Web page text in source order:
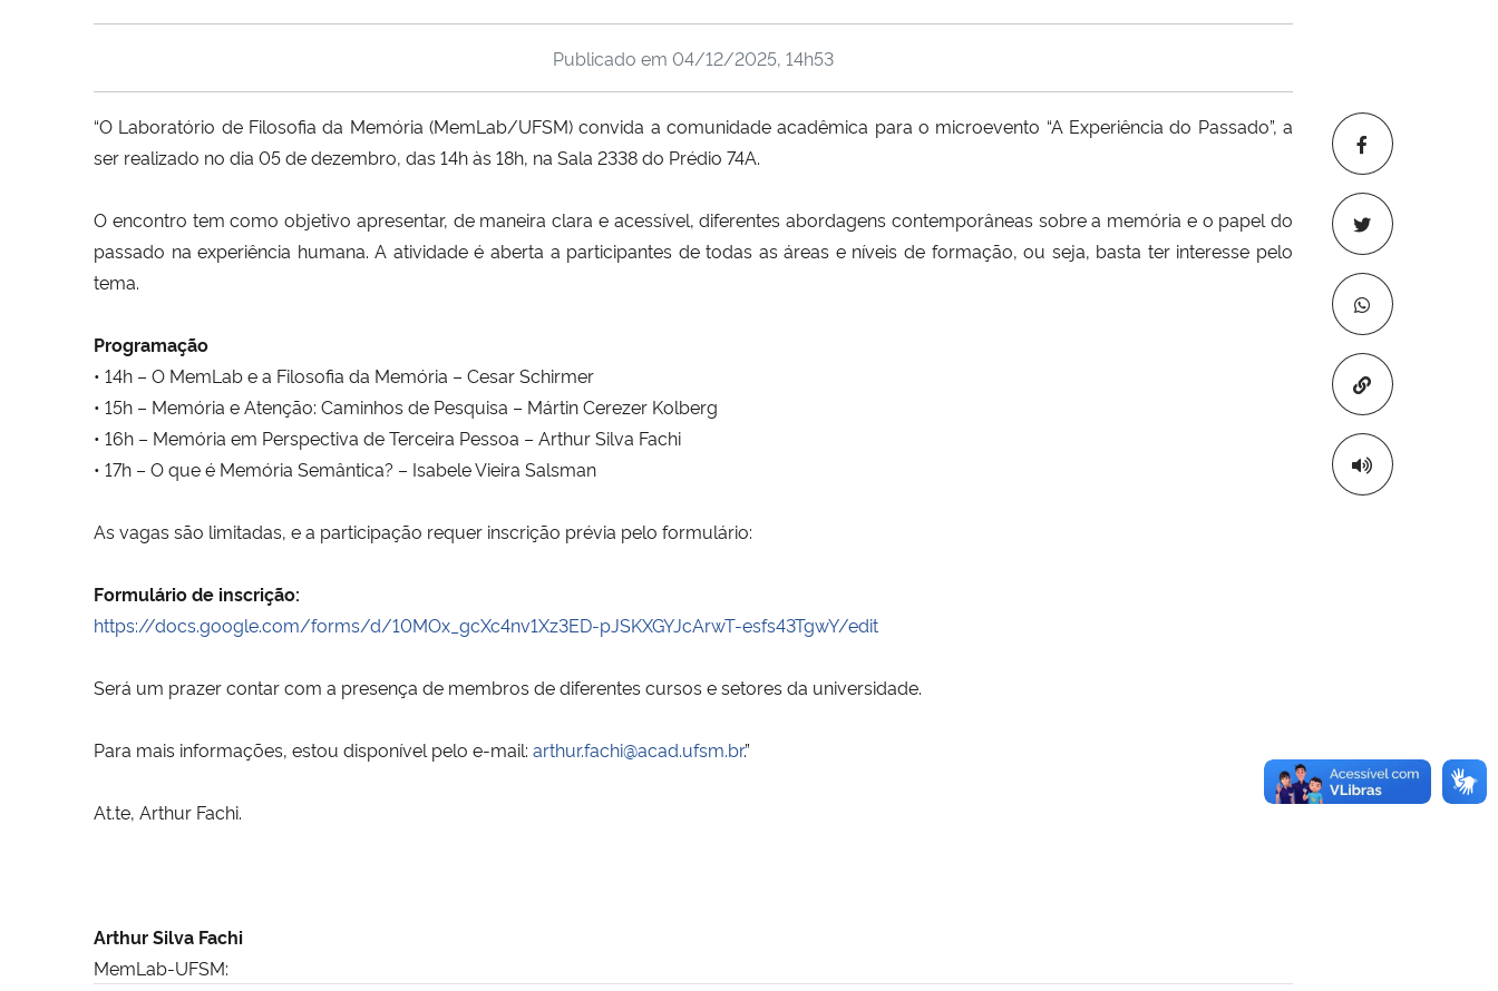
Copiar para
Publicado em 04/12/2025, 14h53
“O Laboratório de Filosofia da Memória (MemLab/UFSM) convida a comunidade acadêmica para o microevento “A Experiência do Passado”, a
ser realizado no dia 05 de dezembro, das 14h às 18h, na Sala 2338 do Prédio 74A.
O encontro tem como objetivo apresentar, de maneira clara e acessível, diferentes abordagens contemporâneas sobre a memória e o papel do
passado na experiência humana. A atividade é aberta a participantes de todas as áreas e níveis de formação, ou seja, basta ter interesse pelo
tema.
Programação
• 14h – O MemLab e a Filosofia da Memória – Cesar Schirmer
• 15h – Memória e Atenção: Caminhos de Pesquisa – Mártin Cerezer Kolberg
• 16h – Memória em Perspectiva de Terceira Pessoa – Arthur Silva Fachi
• 17h – O que é Memória Semântica? – Isabele Vieira Salsman
As vagas são limitadas, e a participação requer inscrição prévia pelo formulário:
Formulário de inscrição:
https://docs.google.com/forms/d/10MOx_gcXc4nv1Xz3ED-pJSKXGYJcArwT-esfs43TgwY/edit
Será um prazer contar com a presença de membros de diferentes cursos e setores da universidade.
Para mais informações, estou disponível pelo e-mail: arthur.fachi@acad.ufsm.br.”
At.te, Arthur Fachi.
Arthur Silva Fachi
MemLab-UFSM: